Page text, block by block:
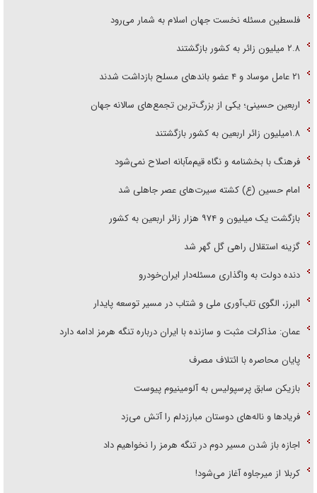
فلسطین مسئله نخست جهان اسلام به شمار می‌رود
۲.۸ میلیون زائر به کشور بازگشتند
۲۱ عامل موساد و ۴ عضو باند‌های مسلح بازداشت شدند
اربعین حسینی؛ یکی از بزرگ‌ترین تجمع‌های سالانه جهان
۱.۸میلیون زائر اربعین به کشور بازگشتند
فرهنگ با بخشنامه و نگاه قیم‌مآبانه اصلاح نمی‌شود
امام حسین (ع) کشته سیرت‌های عصر جاهلی شد
بازگشت یک میلیون و ۹۷۴ هزار زائر اربعین به کشور
گزینه استقلال راهی گل گهر شد
دنده دولت به واگذاری مسئله‌دار ایران‌خودرو
البرز، الگوی تاب‌آوری ملی و شتاب در مسیر توسعه پایدار
عمان: مذاکرات مثبت و سازنده با ایران درباره تنگه هرمز ادامه دارد
پایان محاصره با ائتلاف مصرف
بازیکن سابق پرسپولیس به آلومینیوم پیوست
فریاد‌ها و ناله‌های دوستان مبارزدلم را آتش می‌زد
اجازه باز شدن مسیر دوم در تنگه هرمز را نخواهیم داد
کربلا از میرجاوه آغاز می‌شود!